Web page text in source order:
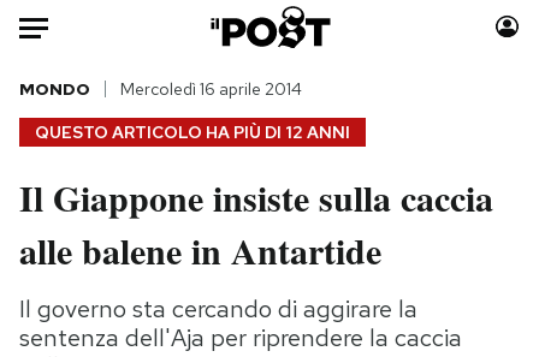
Auto
HOME
Italia
Politica
Tecnologia
Internet
Moda
Consumismi
Storie/Idee
Ok Boomer!
QUESTO ARTICOLO HA PIÙ DI 12 ANNI
MONDO Mercoledì 16 aprile 2014
Il Giappone insiste sulla caccia
alle balene in Antartide
Il governo sta cercando di aggirare la
sentenza dell'Aja per riprendere la caccia